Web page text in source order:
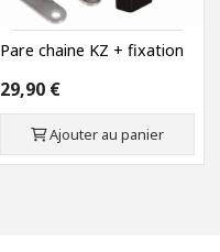
Pare chaine KZ + fixation
29,90 €
Ajouter au panier